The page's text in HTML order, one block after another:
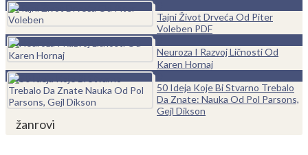
Tajni Život Drveća Od Piter
Voleben PDF
Neuroza I Razvoj Ličnosti Od
Karen Hornaj
50 Ideja Koje Bi Stvarno Trebalo
Da Znate: Nauka Od Pol Parsons,
Gejl Dikson
žanrovi